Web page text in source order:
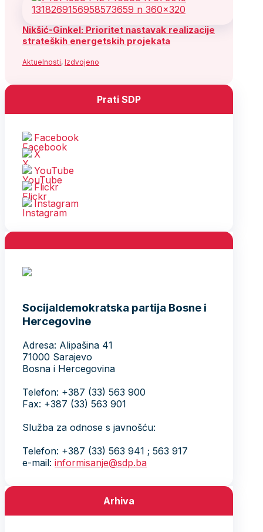
Nikšić-Ginkel: Prioritet nastavak realizacije
strateških energetskih projekata
Aktuelnosti, Izdvojeno
Prati SDP
Facebook
X
YouTube
Flickr
Instagram
Socijaldemokratska partija Bosne i
Hercegovine
Adresa: Alipašina 41
71000 Sarajevo
Bosna i Hercegovina
Telefon: +387 (33) 563 900
Fax: +387 (33) 563 901
Služba za odnose s javnošću:
Telefon: +387 (33) 563 941 ; 563 917
e-mail: informisanje@sdp.ba
Arhiva